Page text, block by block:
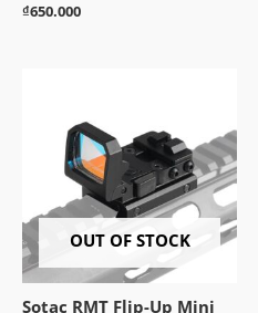
₫650.000
OUT OF STOCK
Sotac RMT Flip-Up Mini